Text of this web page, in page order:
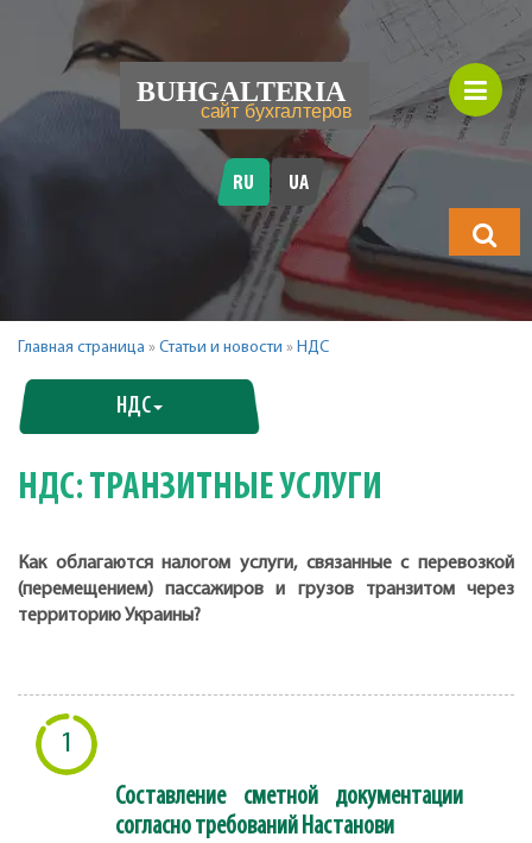
будете
искать?
RU UA
Главная страница » Статьи и новости » НДС
НДС
НДС: ТРАНЗИТНЫЕ УСЛУГИ
Как облагаются налогом услуги, связанные с перевозкой
(перемещением) пассажиров и грузов транзитом через
территорию Украины?
1
Составление сметной документации
согласно требований Настанови